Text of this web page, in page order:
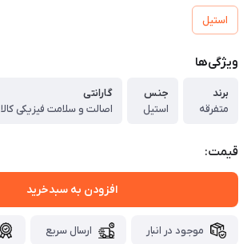
استیل
ویژگی‌ها
برند
متفرقه
جنس
استیل
گارانتی
اصالت و سلامت فیزیکی کالا
قیمت:
افزودن به سبدخرید
موجود در انبار ارسال سریع